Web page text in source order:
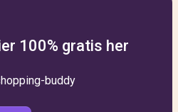
100% gratis her
buddy